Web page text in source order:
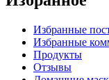
Избранные
Избранные
Продукты
Отзывы